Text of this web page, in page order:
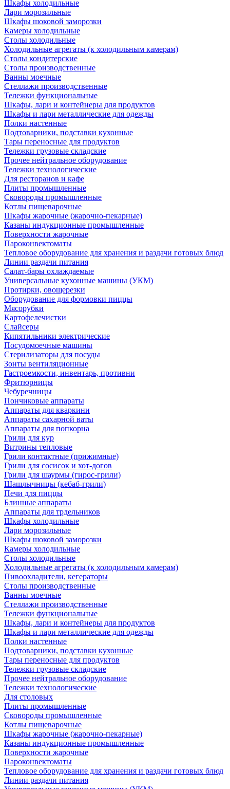
Шкафы холодильные
Лари морозильные
Шкафы шоковой заморозки
Камеры холодильные
Столы холодильные
Холодильные агрегаты (к холодильным камерам)
Столы кондитерские
Столы производственные
Ванны моечные
Стеллажи производственные
Тележки функциональные
Шкафы, лари и контейнеры для продуктов
Шкафы и лари металлические для одежды
Полки настенные
Подтоварники, подставки кухонные
Тары переносные для продуктов
Тележки грузовые складские
Прочее нейтральное оборудование
Тележки технологические
Для ресторанов и кафе
Плиты промышленные
Сковороды промышленные
Котлы пищеварочные
Шкафы жарочные (жарочно-пекарные)
Казаны индукционные промышленные
Поверхности жарочные
Пароконвектоматы
Тепловое оборудование для хранения и раздачи готовых блюд
Линии раздачи питания
Салат-бары охлаждаемые
Универсальные кухонные машины (УКМ)
Протирки, овощерезки
Оборудование для формовки пиццы
Мясорубки
Картофелечистки
Слайсеры
Кипятильники электрические
Посудомоечные машины
Стерилизаторы для посуды
Зонты вентиляционные
Гастроемкости, инвентарь, противни
Фритюрницы
Чебуречницы
Пончиковые аппараты
Аппараты для кваркини
Аппараты сахарной ваты
Аппараты для попкорна
Грили для кур
Витрины тепловые
Грили контактные (прижимные)
Грили для сосисок и хот-догов
Грили для шаурмы (гирос-грили)
Шашлычницы (кебаб-грили)
Печи для пиццы
Блинные аппараты
Аппараты для трдельников
Шкафы холодильные
Лари морозильные
Шкафы шоковой заморозки
Камеры холодильные
Столы холодильные
Холодильные агрегаты (к холодильным камерам)
Пивоохладители, кегераторы
Столы производственные
Ванны моечные
Стеллажи производственные
Тележки функциональные
Шкафы, лари и контейнеры для продуктов
Шкафы и лари металлические для одежды
Полки настенные
Подтоварники, подставки кухонные
Тары переносные для продуктов
Тележки грузовые складские
Прочее нейтральное оборудование
Тележки технологические
Для столовых
Плиты промышленные
Сковороды промышленные
Котлы пищеварочные
Шкафы жарочные (жарочно-пекарные)
Казаны индукционные промышленные
Поверхности жарочные
Пароконвектоматы
Тепловое оборудование для хранения и раздачи готовых блюд
Линии раздачи питания